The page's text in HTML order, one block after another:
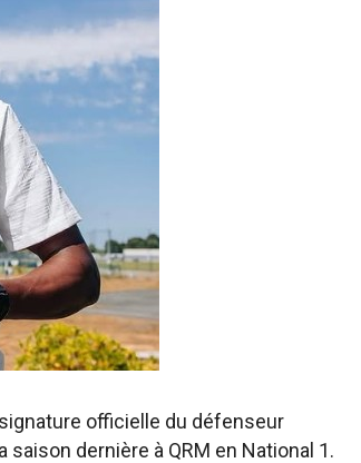
officielle du défenseur
saison dernière à QRM en National 1.